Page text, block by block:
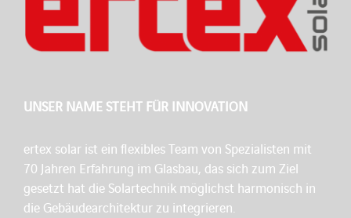
UNSER NAME STEHT FÜR INNOVATION
ertex solar ist ein flexibles Team von Spezialisten mit
70 Jahren Erfahrung im Glasbau, das sich zum Ziel
gesetzt hat die Solartechnik möglichst harmonisch in
die Gebäudearchitektur zu integrieren.